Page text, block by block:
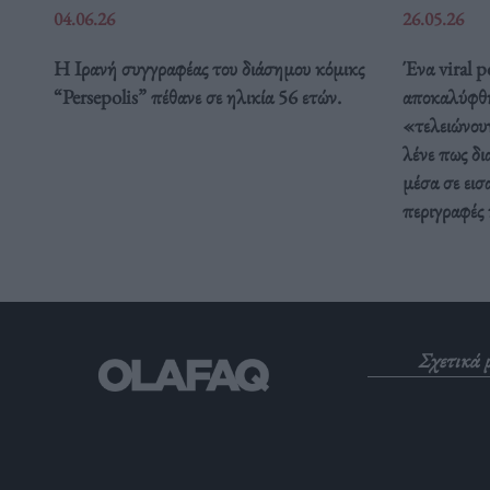
04.06.26
Η Ιρανή συγγραφέας του διάσημου κόμικς
“Persepolis” πέθανε σε ηλικία 56 ετών.
26.05.26
Ένα viral
λένε πως
μέσα σε
Σχετικά